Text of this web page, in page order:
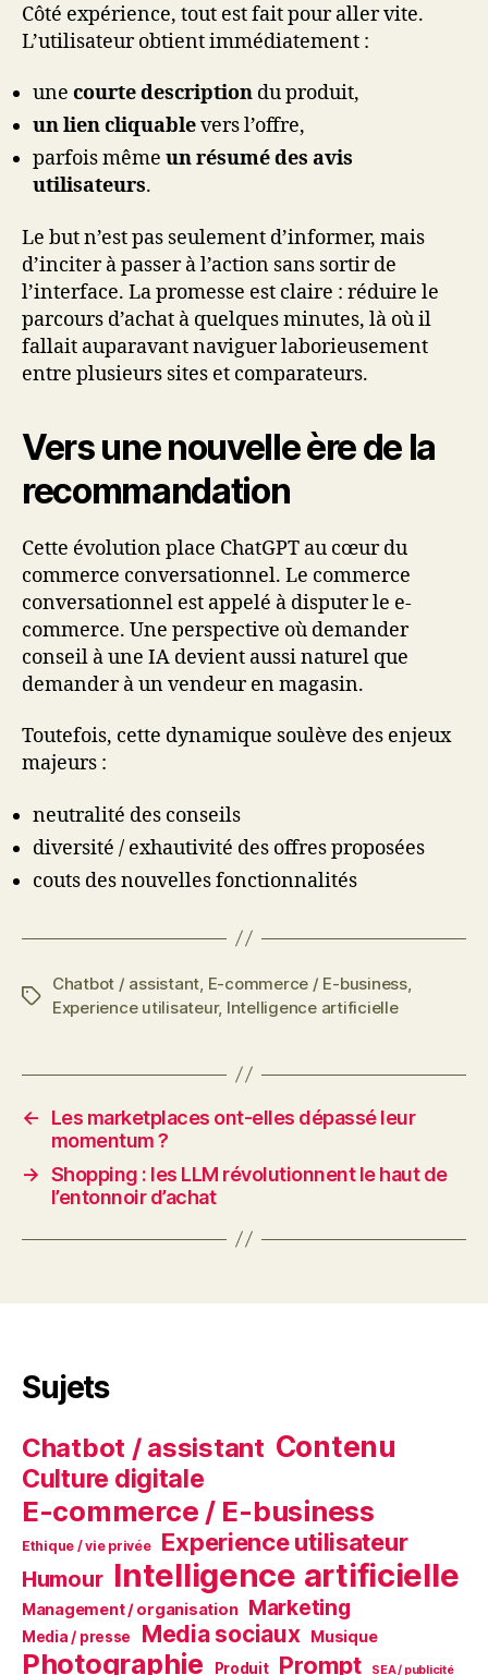
Côté expérience, tout est fait pour aller vite.
L’utilisateur obtient immédiatement :
une courte description du produit,
un lien cliquablevers l’offre,
parfois même un résumé des avis
utilisateurs.
Le but n’est pas seulement d’informer, mais
d’inciter à passer à l’action sans sortir de
l’interface. La promesse est claire : réduire le
parcours d’achat à quelques minutes, là où il
fallait auparavant naviguer laborieusement
entre plusieurs sites et comparateurs.
Vers une nouvelle ère de la
recommandation
Cette évolution place ChatGPT au cœur du
commerce conversationnel. Le commerce
conversationnel est appelé à disputer le e-
commerce. Une perspective où demander
conseil à une IA devient aussi naturel que
demander à un vendeur en magasin.
Toutefois, cette dynamique soulève des enjeux
majeurs :
neutralité des conseils
diversité / exhautivité des offres proposées
couts des nouvelles fonctionnalités
Étiquettes
Chatbot / assistant E-commerce / E-business,
Experience utilisateur, Intelligence artificielle
←
Les marketplaces ont-elles dépassé leur
momentum ?
→ Shopping : les LLM révolutionnent le haut de
l’entonnoir d’achat
Sujets
Chatbot / assistant Contenu
Culture digitale
E-commerce / E-business
Ethique / vie privée Experience utilisateur
Humour Intelligence artificielle
Management / organisation Marketing
Media / presse Media sociaux Musique
Photographie Produit Prompt SEA / publicité